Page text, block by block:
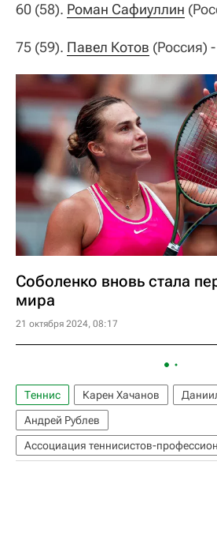
60 (58). Роман Сафиуллин
75 (59). Павел Котов (Россия)
Соболенко вновь стала
мира
21 октября 2024, 08:17
Теннис Карен Хачанов
Андрей Рублев
Ассоциация теннисистов-